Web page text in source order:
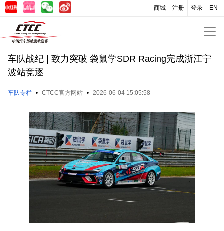
EN
登录
注册
商城
车队战纪 | 致力突破 袋鼠学SDR Racing完成浙江宁
波站竞逐
车队专栏 • CTCC官方网站 • 2026-06-04 15:05:58